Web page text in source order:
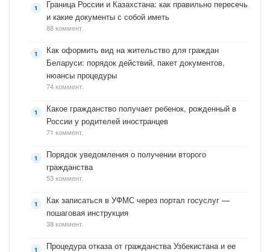
Граница России и Казахстана: как правильно пересечь
и какие документы с собой иметь
88 коммент.
Как оформить вид на жительство для граждан
Беларуси: порядок действий, пакет документов,
нюансы процедуры
74 коммент.
Какое гражданство получает ребенок, рожденный в
России у родителей иностранцев
71 коммент.
Порядок уведомления о получении второго
гражданства
53 коммент.
Как записаться в УФМС через портал госуслуг —
пошаговая инструкция
38 коммент.
Процедура отказа от гражданства Узбекистана и ее